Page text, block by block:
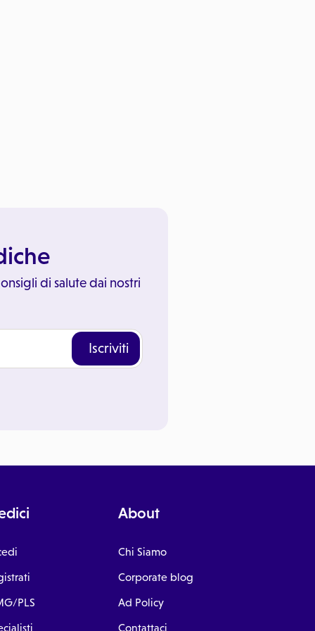
di salute dai nostri
Iscriviti
PLS
About
Chi Siamo
Corporate blog
Ad Policy
Contattaci